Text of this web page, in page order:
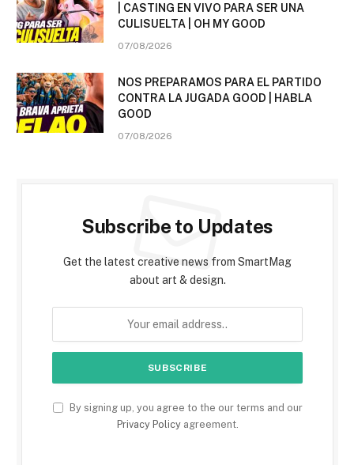
| CASTING EN VIVO PARA SER UNA
CULISUELTA | OH MY GOOD
07/08/2026
NOS PREPARAMOS PARA EL PARTIDO
CONTRA LA JUGADA GOOD | HABLA
GOOD
07/08/2026
Subscribe to Updates
Get the latest creative news from SmartMag
about art & design.
By signing up, you agree to the our terms and our
Privacy Policyagreement.